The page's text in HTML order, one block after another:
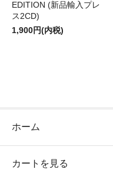
EDITION (新品輸入プレ
ス2CD)
1,900円(内税)
ホーム
カートを見る